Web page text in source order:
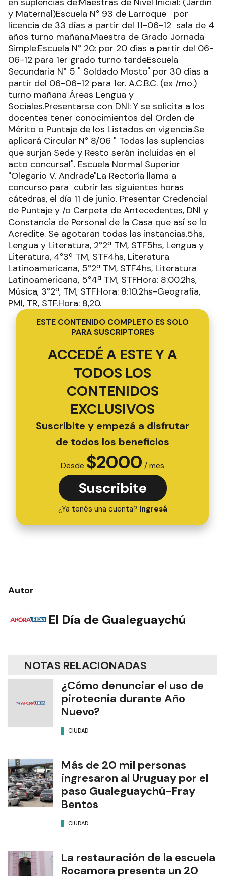
y Maternal)Escuela N° 93 de Larroque por
licencia de 33 días a partir del 11-06-12 sala de 4
años turno mañana.Maestra de Grado Jornada
Simple:Escuela N° 20: por 20 dìas a partir del 06-
06-12 para 1er grado turno tardeEscuela
Secundaria N° 5 " Soldado Mosto" por 30 días a
partir del 06-06-12 para 1er. A.C.B.C. (ex /mo.)
turno mañana Áreas Lengua y
Sociales.Presentarse con DNI: Y se solicita a los
docentes tener conocimientos del Orden de
Mérito o Puntaje de los Listados en vigencia.Se
aplicará Circular N° 8/06 " Todas las suplencias
que surjan Sede y Resto serán incluidas en el
acto concursal". Escuela Normal Superior
"Olegario V. Andrade"La Rectoría llama a
concurso para cubrir las siguientes horas
cátedras, el día 11 de junio. Presentar Credencial
de Puntaje y /o Carpeta de Antecedentes, DNI y
Constancia de Personal de la Casa que así se lo
Acredite. Se agotaran todas las instancias.5hs,
Lengua y Literatura, 2°2ª TM, STF5hs, Lengua y
Literatura, 4°3ª TM, STF4hs, Literatura
Latinoamericana, 5°2ª TM, STF4hs, Literatura
Latinoamericana, 5°4ª TM, STFHora: 8:00.2hs,
Música, 3°2ª, TM, STF.Hora: 8:10.2hs-Geografía,
PMI, TR, STF.Hora: 8,20.
ESTE CONTENIDO COMPLETO ES SOLO
PARA SUSCRIPTORES
ACCEDÉ A ESTE Y A
TODOS LOS
CONTENIDOS
EXCLUSIVOS
Suscribite y empezá a disfrutar
de todos los beneficios
Desde $2000 / mes
Suscribite
¿Ya tenés una cuenta? Ingresá
Autor
El Día de Gualeguaychú
NOTAS RELACIONADAS
¿Cómo denunciar el uso de
pirotecnia durante Año
Nuevo?
CIUDAD
Más de 20 mil personas
ingresaron al Uruguay por el
paso Gualeguaychú-Fray
Bentos
CIUDAD
La restauración de la escuela
Rocamora presenta un 20